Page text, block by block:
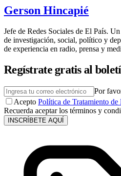
Gerson Hincapié
Jefe de Redes Sociales de El País.
de investigación, social, político y
de experiencia en radio, prensa y
Regístrate gratis al
Por
Acepto Política de Tratamiento de
Recuerda aceptar los términos y
INSCRÍBETE AQUÍ